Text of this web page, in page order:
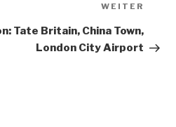
WEITER
Tate Britain, China Town,
London City Airport